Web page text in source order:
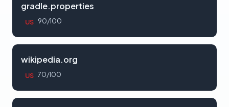
gradle.properties
US 90/100
wikipedia.org
US 70/100